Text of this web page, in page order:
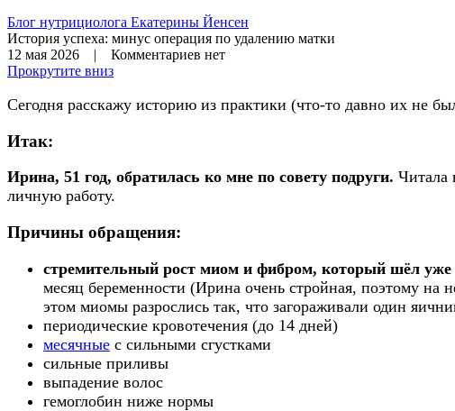
Блог нутрициолога Екатерины Йенсен
История успеха: минус операция по удалению матки
12 мая 2026 | Комментариев нет
Прокрутите вниз
Сегодня расскажу историю из практики (что-то давно их не
Итак:
Ирина, 51 год, обратилась ко мне по совету подруги. Читала
личную работу.
Причины обращения:
стремительный рост миом и фибром, который шёл уже
месяц беременности (Ирина очень стройная, поэтому
этом миомы разрослись так, что загораживали один
периодические кровотечения (до 14 дней)
месячные с сильными сгустками
сильные приливы
выпадение волос
гемоглобин ниже нормы